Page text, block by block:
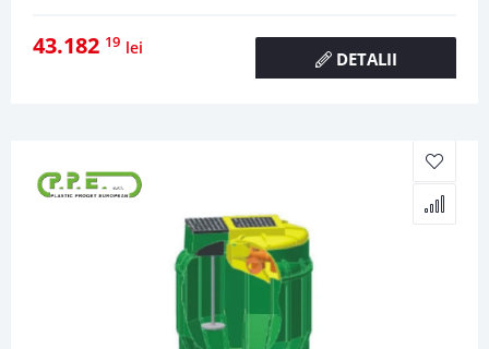
43.182 19 lei
DETALII